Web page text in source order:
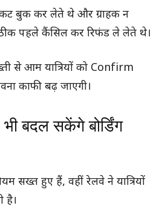
बुक कर लेते थे और ग्राहक न
पहले कैंसिल कर रिफंड ले लेते थे।
से आम यात्रियों को Confirm
काफी बढ़ जाएगी।
बदल सकेंगे बोर्डिंग
सख्त हुए हैं, वहीं रेलवे ने यात्रियों
है।